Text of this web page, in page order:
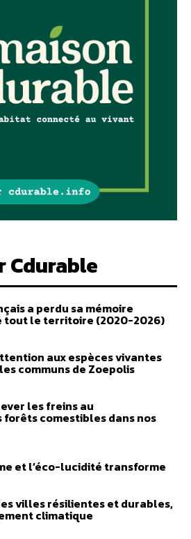
Cdurable
a perdu sa mémoire
tout le territoire (2020-2026)
aux espèces vivantes
communs de Zoepolis
les freins au
comestibles dans nos
et l’éco-lucidité transforme
villes résilientes et durables,
climatique